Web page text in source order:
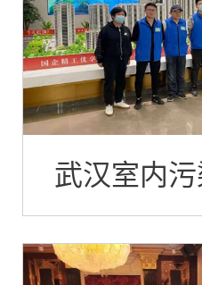
武汉室内
例-航发天